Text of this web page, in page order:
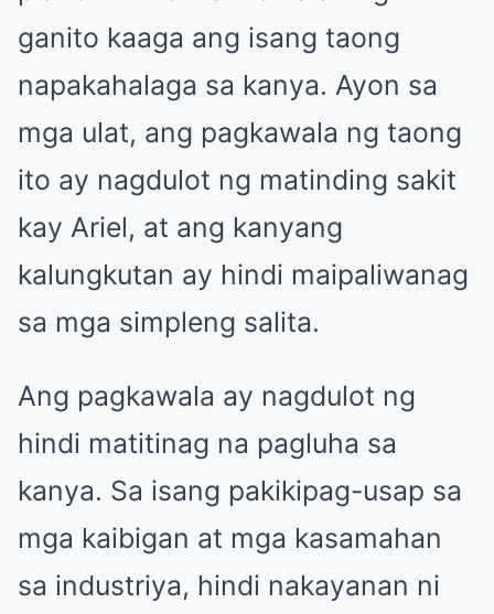
ganito kaaga ang isang taong
napakahalaga sa kanya. Ayon sa
mga ulat, ang pagkawala ng taong
ito ay nagdulot ng matinding sakit
kay Ariel, at ang kanyang
kalungkutan ay hindi maipaliwanag
sa mga simpleng salita.
Ang pagkawala ay nagdulot ng
hindi matitinag na pagluha sa
kanya. Sa isang pakikipag-usap sa
mga kaibigan at mga kasamahan
sa industriya, hindi nakayanan ni